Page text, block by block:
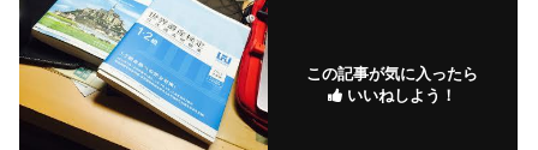
この記事が気に入ったら
いいねしよう！